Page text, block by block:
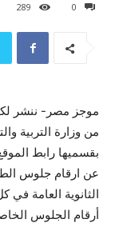
0
289
من وزارة التربية
بقسميها رابط
عن ارقام جلوس
الثانوية العامة في
أرقام الجلوس